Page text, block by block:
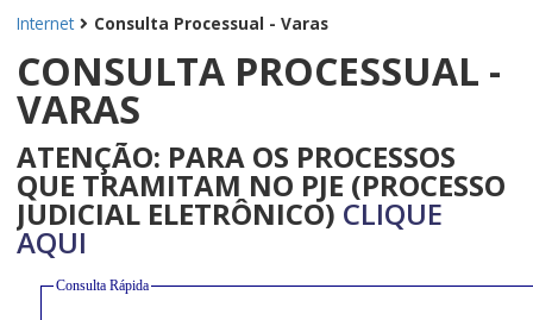
Internet Consulta Processual - Varas
CONSULTA PROCESSUAL -
VARAS
ATENÇÃO: PARA OS PROCESSOS
QUE TRAMITAM NO PJE (PROCESSO
JUDICIAL ELETRÔNICO) CLIQUE
AQUI